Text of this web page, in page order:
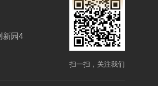
新园4
扫一扫，关注我们